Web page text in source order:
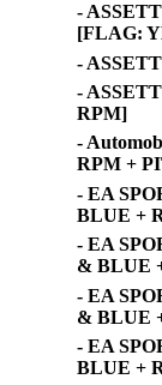
-
[FLAG:
-
-
RPM]
-
RPM +
- EA
BLUE +
- EA
& BLUE
- EA
& BLUE
- EA
BLUE +